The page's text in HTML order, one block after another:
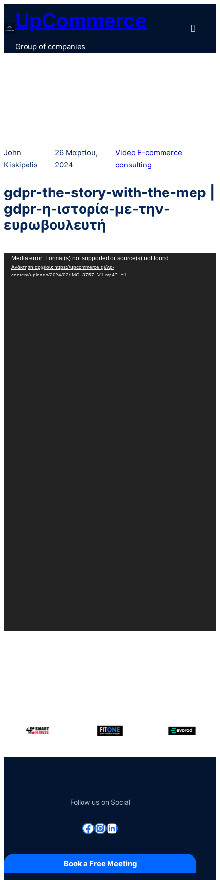
περιεχόμενο
UpCommerce
Group of companies
John
Kiskipelis
26 Μαρτίου,
2024
Video E-commerce
consulting
gdpr-the-story-with-the-mep |
gdpr-η-ιστορία-με-την-
ευρωβουλευτή
Πρόγραμμα
Αναπαραγωγής
Media error: Format(s) not supported or source(s) not found
Ανάκτηση αρχείου: https://upcommerce.gr/wp-
content/uploads/2024/03/IMG_3757_V1.mp4?_=1
Follow us on Social
Facebook InstagramLinkedin
Book a Free Meeting